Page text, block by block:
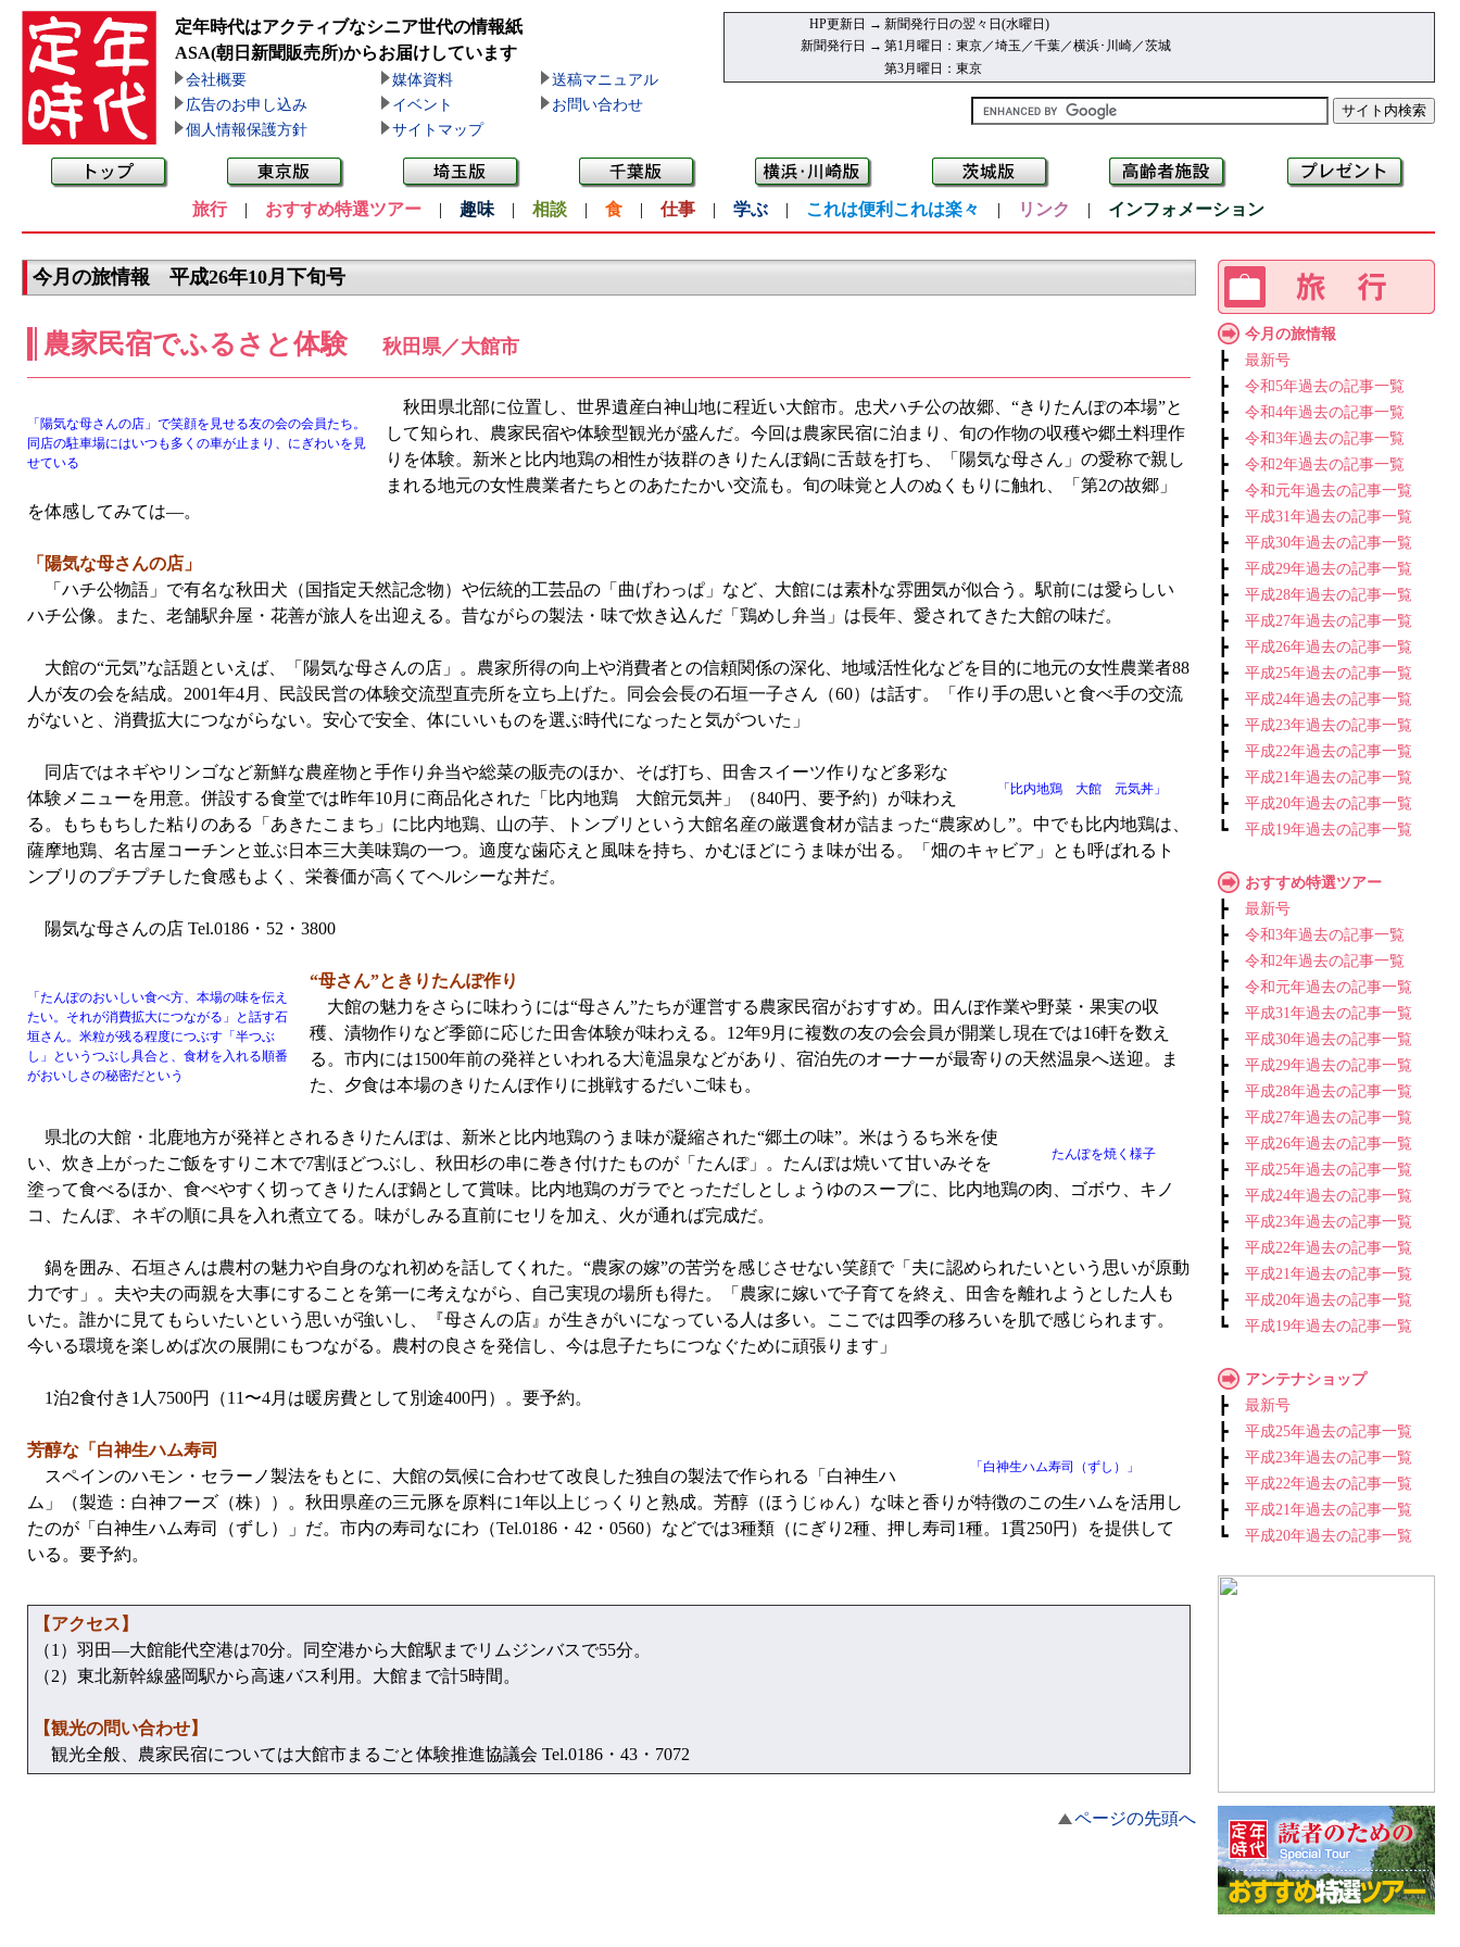
定年時代はアクティブなシニア世代の情報紙
ASA(朝日新聞販売所)からお届けしています
会社概要 媒体資料
送稿マニュアル
広告のお申し込み
イベント
お問い合わせ
個人情報保護方針
サイトマップ
HP更新日 → 新聞発行日の翌々日(水曜日)
新聞発行日 → 第1月曜日：東京／埼玉／千葉／横浜･川崎／茨城
第3月曜日：東京
旅行| おすすめ特選ツアー | 趣味 | 相談 | 食 | 仕事 | 学ぶ | これは便利これは楽々 | リンク | インフォメーション
今月の旅情報 平成26年10月下旬号
農家民宿でふるさと体験 秋田県／大館市
「陽気な母さんの店」で笑顔を見せる友の会の会員たち。
同店の駐車場にはいつも多くの車が止まり、にぎわいを見
せている
秋田県北部に位置し、世界遺産白神山地に程近い大館市。忠犬ハチ公の故郷、“きりたんぽの本場”と
して知られ、農家民宿や体験型観光が盛んだ。今回は農家民宿に泊まり、旬の作物の収穫や郷土料理作
りを体験。新米と比内地鶏の相性が抜群のきりたんぽ鍋に舌鼓を打ち、「陽気な母さん」の愛称で親し
まれる地元の女性農業者たちとのあたたかい交流も。旬の味覚と人のぬくもりに触れ、「第2の故郷」
を体感してみては—。
「陽気な母さんの店」
「ハチ公物語」で有名な秋田犬（国指定天然記念物）や伝統的工芸品の「曲げわっぱ」など、大館には素朴な雰囲気が似合う。駅前には愛らしい
ハチ公像。また、老舗駅弁屋・花善が旅人を出迎える。昔ながらの製法・味で炊き込んだ「鶏めし弁当」は長年、愛されてきた大館の味だ。
大館の“元気”な話題といえば、「陽気な母さんの店」。農家所得の向上や消費者との信頼関係の深化、地域活性化などを目的に地元の女性農業者88
人が友の会を結成。2001年4月、民設民営の体験交流型直売所を立ち上げた。同会会長の石垣一子さん（60）は話す。「作り手の思いと食べ手の交流
がないと、消費拡大につながらない。安心で安全、体にいいものを選ぶ時代になったと気がついた」
「比内地鶏 大館 元気丼」
同店ではネギやリンゴなど新鮮な農産物と手作り弁当や総菜の販売のほか、そば打ち、田舎スイーツ作りなど多彩な
体験メニューを用意。併設する食堂では昨年10月に商品化された「比内地鶏 大館元気丼」（840円、要予約）が味わえ
る。もちもちした粘りのある「あきたこまち」に比内地鶏、山の芋、トンブリという大館名産の厳選食材が詰まった“農家めし”。中でも比内地鶏は、
薩摩地鶏、名古屋コーチンと並ぶ日本三大美味鶏の一つ。適度な歯応えと風味を持ち、かむほどにうま味が出る。「畑のキャビア」とも呼ばれるト
ンブリのプチプチした食感もよく、栄養価が高くてヘルシーな丼だ。
陽気な母さんの店 Tel.0186・52・3800
「たんぽのおいしい食べ方、本場の味を伝え
たい。それが消費拡大につながる」と話す石
垣さん。米粒が残る程度につぶす「半つぶ
し」というつぶし具合と、食材を入れる順番
がおいしさの秘密だという
“母さん”ときりたんぽ作り
大館の魅力をさらに味わうには“母さん”たちが運営する農家民宿がおすすめ。田んぼ作業や野菜・果実の収
穫、漬物作りなど季節に応じた田舎体験が味わえる。12年9月に複数の友の会会員が開業し現在では16軒を数え
る。市内には1500年前の発祥といわれる大滝温泉などがあり、宿泊先のオーナーが最寄りの天然温泉へ送迎。ま
た、夕食は本場のきりたんぽ作りに挑戦するだいご味も。
たんぽを焼く様子
県北の大館・北鹿地方が発祥とされるきりたんぽは、新米と比内地鶏のうま味が凝縮された“郷土の味”。米はうるち米を使
い、炊き上がったご飯をすりこ木で7割ほどつぶし、秋田杉の串に巻き付けたものが「たんぽ」。たんぽは焼いて甘いみそを
塗って食べるほか、食べやすく切ってきりたんぽ鍋として賞味。比内地鶏のガラでとっただしとしょうゆのスープに、比内地鶏の肉、ゴボウ、キノ
コ、たんぽ、ネギの順に具を入れ煮立てる。味がしみる直前にセリを加え、火が通れば完成だ。
鍋を囲み、石垣さんは農村の魅力や自身のなれ初めを話してくれた。“農家の嫁”の苦労を感じさせない笑顔で「夫に認められたいという思いが原動
力です」。夫や夫の両親を大事にすることを第一に考えながら、自己実現の場所も得た。「農家に嫁いで子育てを終え、田舎を離れようとした人も
いた。誰かに見てもらいたいという思いが強いし、『母さんの店』が生きがいになっている人は多い。ここでは四季の移ろいを肌で感じられます。
今いる環境を楽しめば次の展開にもつながる。農村の良さを発信し、今は息子たちにつなぐために頑張ります」
1泊2食付き1人7500円（11〜4月は暖房費として別途400円）。要予約。
「白神生ハム寿司（ずし）」
芳醇な「白神生ハム寿司
スペインのハモン・セラーノ製法をもとに、大館の気候に合わせて改良した独自の製法で作られる「白神生ハ
ム」（製造：白神フーズ（株））。秋田県産の三元豚を原料に1年以上じっくりと熟成。芳醇（ほうじゅん）な味と香りが特徴のこの生ハムを活用し
たのが「白神生ハム寿司（ずし）」だ。市内の寿司なにわ（Tel.0186・42・0560）などでは3種類（にぎり2種、押し寿司1種。1貫250円）を提供して
いる。要予約。
【アクセス】
（1）羽田—大館能代空港は70分。同空港から大館駅までリムジンバスで55分。
（2）東北新幹線盛岡駅から高速バス利用。大館まで計5時間。
【観光の問い合わせ】
観光全般、農家民宿については大館市まるごと体験推進協議会 Tel.0186・43・7072
ページの先頭へ
今月の旅情報
┣ 最新号
┣ 令和5年過去の記事一覧
┣ 令和4年過去の記事一覧
┣ 令和3年過去の記事一覧
┣ 令和2年過去の記事一覧
┣ 令和元年過去の記事一覧
┣ 平成31年過去の記事一覧
┣ 平成30年過去の記事一覧
┣ 平成29年過去の記事一覧
┣ 平成28年過去の記事一覧
┣ 平成27年過去の記事一覧
┣ 平成26年過去の記事一覧
┣ 平成25年過去の記事一覧
┣ 平成24年過去の記事一覧
┣ 平成23年過去の記事一覧
┣ 平成22年過去の記事一覧
┣ 平成21年過去の記事一覧
┣ 平成20年過去の記事一覧
┗ 平成19年過去の記事一覧
おすすめ特選ツアー
┣ 最新号
┣ 令和3年過去の記事一覧
┣ 令和2年過去の記事一覧
┣ 令和元年過去の記事一覧
┣ 平成31年過去の記事一覧
┣ 平成30年過去の記事一覧
┣ 平成29年過去の記事一覧
┣ 平成28年過去の記事一覧
┣ 平成27年過去の記事一覧
┣ 平成26年過去の記事一覧
┣ 平成25年過去の記事一覧
┣ 平成24年過去の記事一覧
┣ 平成23年過去の記事一覧
┣ 平成22年過去の記事一覧
┣ 平成21年過去の記事一覧
┣ 平成20年過去の記事一覧
┗ 平成19年過去の記事一覧
アンテナショップ
┣ 最新号
┣ 平成25年過去の記事一覧
┣ 平成23年過去の記事一覧
┣ 平成22年過去の記事一覧
┣ 平成21年過去の記事一覧
┗ 平成20年過去の記事一覧